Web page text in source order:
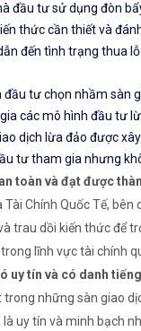
đầu tư sử dụng đòn
thức cần thiết và
đến tình trạng thua
đầu tư chọn nhầm sàn
các mô hình đầu tư
dịch lừa đảo được
tư tham gia nhưng
toàn và đạt được
Chính Quốc Tế, bên
trau dồi kiến thức để
lĩnh vực tài chính
uy tín và có danh
trong những sàn giao
uy tín và minh bạch